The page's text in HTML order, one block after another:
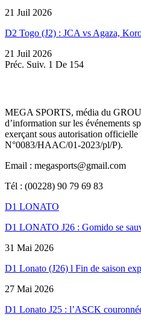
21 Juil 2026
D2 Togo (J2) : JCA vs Agaza,
21 Juil 2026
Préc. Suiv. 1 De 154
MEGA SPORTS, média du
d’information sur les événements
exerçant sous autorisation
N°0083/HAAC/01-2023/pl/P).
Email : megasports@gmail.com
Tél : (00228) 90 79 69 83
D1 LONATO
D1 LONATO J26 : Gomido se
31 Mai 2026
D1 Lonato (J26) l Fin de saison
27 Mai 2026
D1 Lonato J25 : l’ASCK